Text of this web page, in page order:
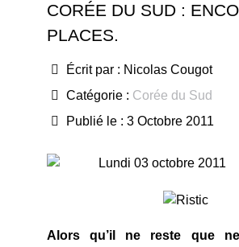
CORÉE DU SUD :
PLACES.
Écrit par : Nicolas Cougot
Catégorie : Corée du Sud
Publié le : 3 Octobre 2011
Lundi 03 octobre 2011
Alors qu’il ne reste que